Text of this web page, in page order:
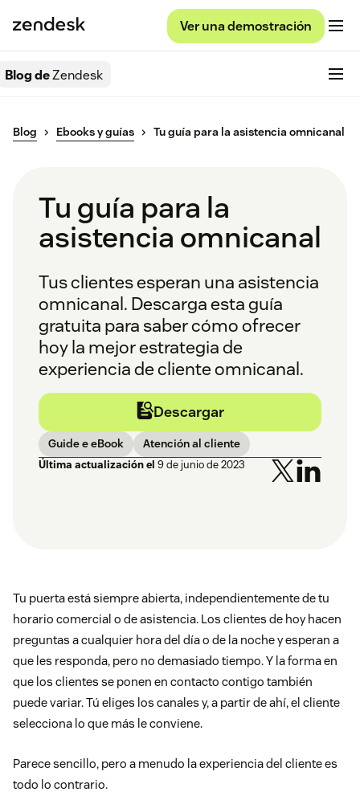
Ver una demostración
Blog deZendesk
Blog Ebooks y guías Tu guía para la asistencia omnicanal
Tu guía para la
asistencia omnicanal
Tus clientes esperan una asistencia
omnicanal. Descarga esta guía
gratuita para saber cómo ofrecer
hoy la mejor estrategia de
experiencia de cliente omnicanal.
Descargar
Guide e eBook Atención al cliente
Última actualización el 9 de junio de 2023
Tu puerta está siempre abierta, independientemente de tu
horario comercial o de asistencia. Los clientes de hoy hacen
preguntas a cualquier hora del día o de la noche y esperan a
que les responda, pero no demasiado tiempo. Y la forma en
que los clientes se ponen en contacto contigo también
puede variar. Tú eliges los canales y, a partir de ahí, el cliente
selecciona lo que más le conviene.
Parece sencillo, pero a menudo la experiencia del cliente es
todo lo contrario.